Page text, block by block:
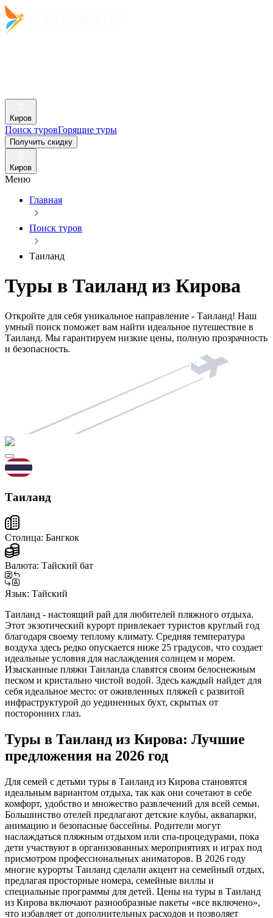
Киров
Поиск туровГорящие туры
Получить скидку
Киров
Меню
Главная
Поиск туров
Таиланд
Туры в Таиланд из Кирова
Откройте для себя уникальное направление - Таиланд! Наш
умный поиск поможет вам найти идеальное путешествие в
Таиланд. Мы гарантируем низкие цены, полную прозрачность
и безопасность.
Таиланд
Столица: Бангкок
Валюта: Тайский бат
Язык: Тайский
Таиланд - настоящий рай для любителей пляжного отдыха.
Этот экзотический курорт привлекает туристов круглый год
благодаря своему теплому климату. Средняя температура
воздуха здесь редко опускается ниже 25 градусов, что создает
идеальные условия для наслаждения солнцем и морем.
Изысканные пляжи Таиланда славятся своим белоснежным
песком и кристально чистой водой. Здесь каждый найдет для
себя идеальное место: от оживленных пляжей с развитой
инфраструктурой до уединенных бухт, скрытых от
посторонних глаз.
Туры в Таиланд из Кирова: Лучшие
предложения на 2026 год
Для семей с детьми туры в Таиланд из Кирова становятся
идеальным вариантом отдыха, так как они сочетают в себе
комфорт, удобство и множество развлечений для всей семьи.
Большинство отелей предлагают детские клубы, аквапарки,
анимацию и безопасные бассейны. Родители могут
наслаждаться пляжным отдыхом или спа-процедурами, пока
дети участвуют в организованных мероприятиях и играх под
присмотром профессиональных аниматоров. В 2026 году
многие курорты Таиланд сделали акцент на семейный отдых,
предлагая просторные номера, семейные виллы и
специальные программы для детей. Цены на туры в Таиланд
из Кирова включают разнообразные пакеты «все включено»,
что избавляет от дополнительных расходов и позволяет